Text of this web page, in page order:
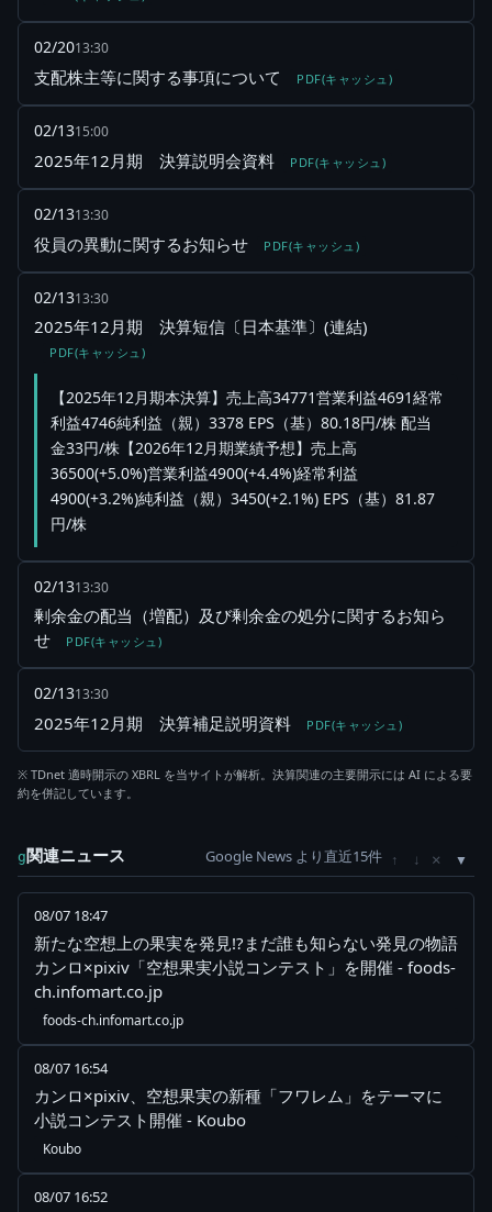
02/2013:30
支配株主等に関する事項について PDF(キャッシュ)
02/1315:00
2025年12月期 決算説明会資料 PDF(キャッシュ)
02/1313:30
役員の異動に関するお知らせ PDF(キャッシュ)
02/1313:30
2025年12月期 決算短信〔日本基準〕(連結)
PDF(キャッシュ)
【2025年12月期本決算】売上高34771営業利益4691経常
利益4746純利益（親）3378 EPS（基）80.18円/株 配当
金33円/株【2026年12月期業績予想】売上高
36500(+5.0%)営業利益4900(+4.4%)経常利益
4900(+3.2%)純利益（親）3450(+2.1%) EPS（基）81.87
円/株
02/1313:30
剰余金の配当（増配）及び剰余金の処分に関するお知ら
せ
PDF(キャッシュ)
02/1313:30
2025年12月期 決算補足説明資料 PDF(キャッシュ)
※ TDnet 適時開示の XBRL を当サイトが解析。決算関連の主要開示には AI による要
約を併記しています。
g関連ニュース Google News より直近15件 ↑ ↓ ×
08/07 18:47
新たな空想上の果実を発見!?まだ誰も知らない発見の物語
カンロ×pixiv「空想果実小説コンテスト」を開催 - foods-
ch.infomart.co.jp
foods-ch.infomart.co.jp
08/07 16:54
カンロ×pixiv、空想果実の新種「フワレム」をテーマに
小説コンテスト開催 - Koubo
Koubo
08/07 16:52